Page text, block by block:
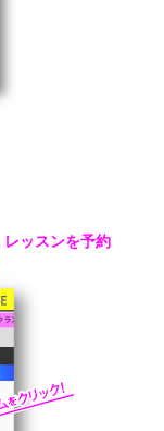
レッスンを予約